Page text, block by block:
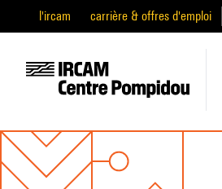
l'ircam carrière & offres d'emploi